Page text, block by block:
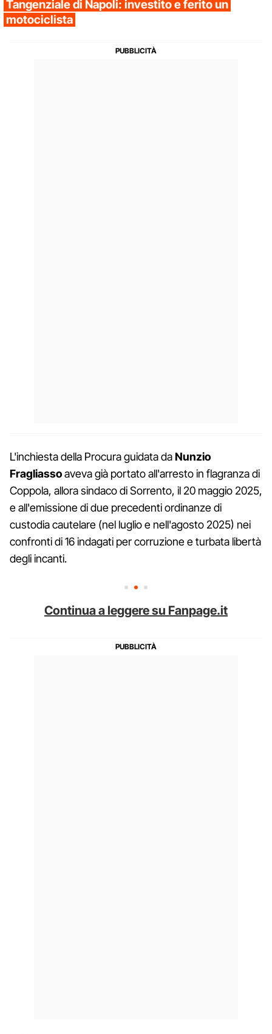
Tangenziale di Napoli: investito e ferito un
motociclista
L'inchiesta della Procura guidata daNunzio
Fragliassoaveva già portato all'arresto in flagranza di
Coppola, allora sindaco di Sorrento, il 20 maggio 2025,
e all'emissione di due precedenti ordinanze di
custodia cautelare (nel luglio e nell'agosto 2025) nei
confronti di 16 indagati per corruzione e turbata libertà
degli incanti.
Continua a leggere su Fanpage.it